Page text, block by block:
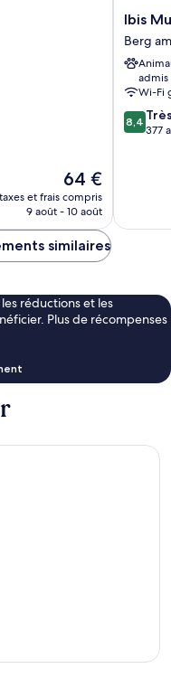
Le
nouveau
prix
de
64 €
taxes et frais compris
9 août - 10 août
Ibis
City
Ost
Berg
am
Laim
Ibis
Berg
admis
Wi-Fi
8.4
sur
8,4
377
similaires
réductions et les
Plus de récompenses